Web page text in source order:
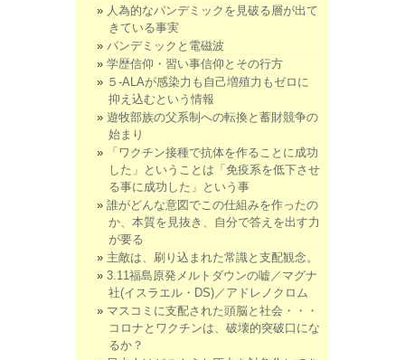
人為的なパンデミックを見破る層が出て
きている事実
パンデミックと電磁波
学歴信仰・習い事信仰とその行方
５-ALAが感染力も自己増殖力もゼロに
抑え込むという情報
遊牧部族の父系制への転換と蓄財競争の
始まり
「ワクチン接種で抗体を作ることに成功
した」ということは「免疫系を低下させ
る事に成功した」という事
誰がどんな意図でこの仕組みを作ったの
か、本質を見抜き、自分で答えを出す力
が要る
主敵は、刷り込まれた常識と支配観念。
3.11福島原発メルトダウンの嘘／マグナ
社(イスラエル・DS)／アドレノクロム
マスコミに支配された頭脳と社会・・・
コロナとワクチンは、破壊的突破口にな
るか？